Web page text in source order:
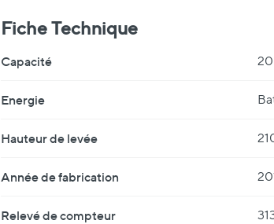
Fiche Technique
Capacité
Energie
Hauteur de levée
Année de fabrication
Relevé de compteur